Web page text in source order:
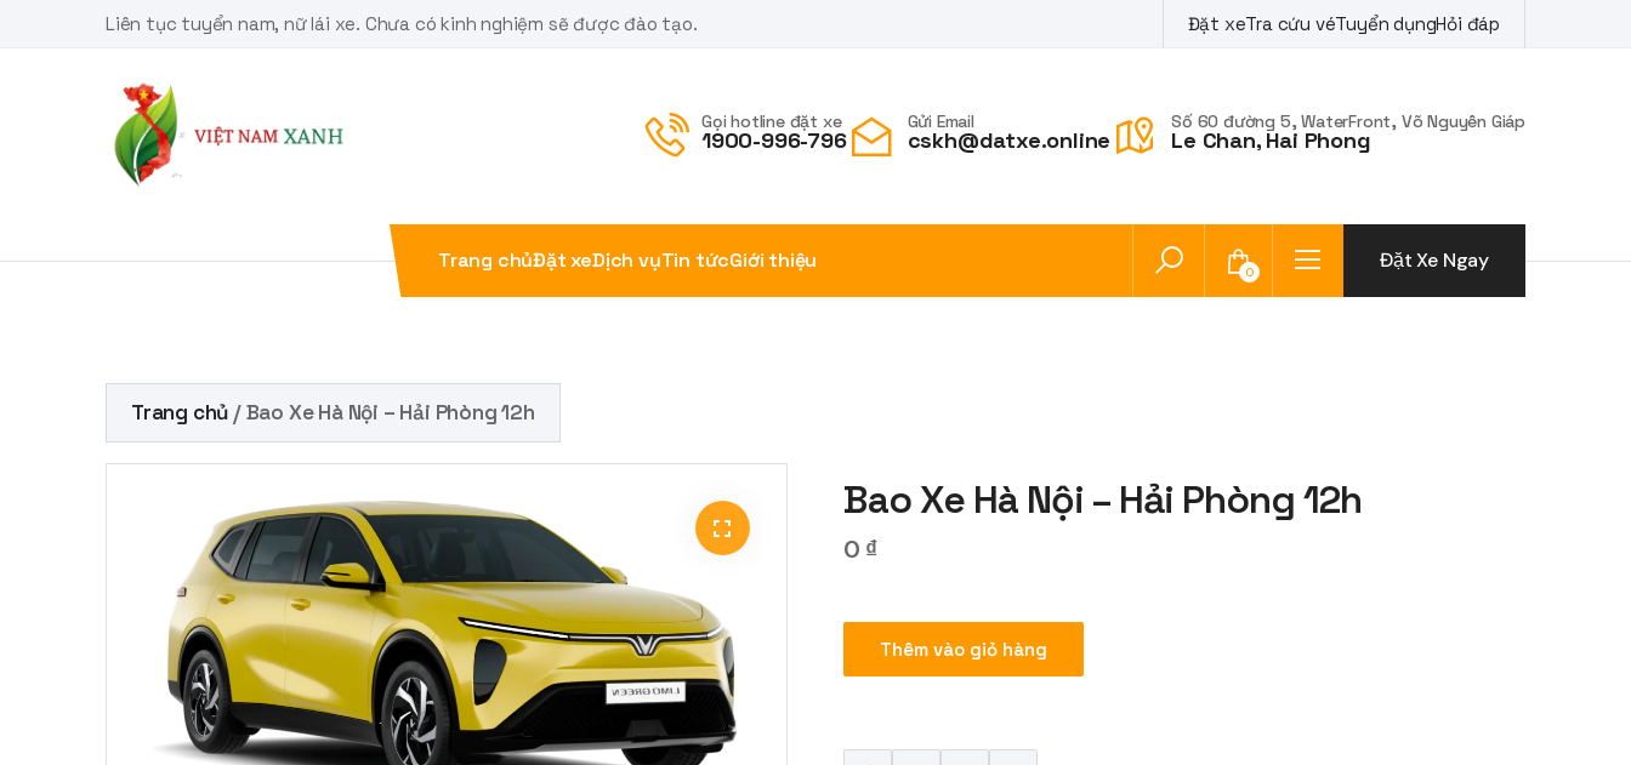
Liên tục tuyển nam, nữ lái xe. Chưa có kinh nghiệm sẽ được đào tạo. Đặt xeTra cứu véTuyển dụngHỏi đáp
Gọi hotline đặt xe
1900-996-796
Gửi Email
cskh@datxe.online
Số 60 đường 5, WaterFront, Võ Nguyên Giáp
Le Chan, Hai Phong
Trang chủĐặt xeDịch vụTin tứcGiới thiệu 0 Đặt Xe Ngay
Trang chủ / Bao Xe Hà Nội – Hải Phòng 12h
Bao Xe Hà Nội – Hải Phòng 12h
0 ₫
Xe
Thêm vào giỏ hàng